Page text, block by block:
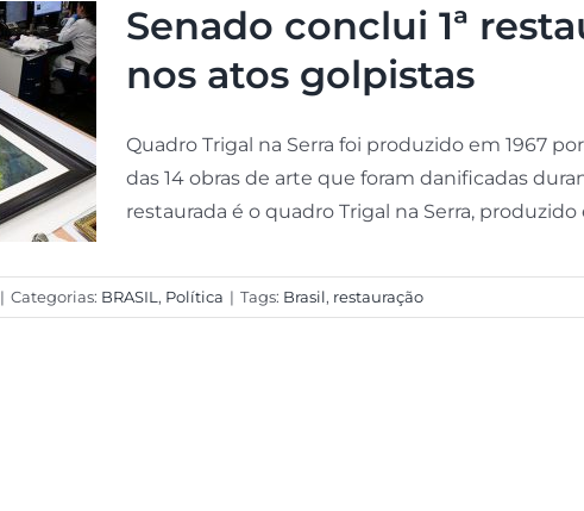
Senado conclui 1ª
nos atos golpistas
Quadro Trigal na Serra foi produzido em 1967
das 14 obras de arte que foram danificadas
restaurada é o quadro Trigal na Serra, produzido
| Categorias: BRASIL , Política | Tags: Brasil, restauração